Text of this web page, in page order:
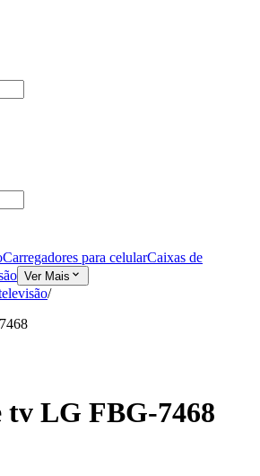
Carregadores para celularCaixas de
Ver Mais
/
tv LG FBG-7468